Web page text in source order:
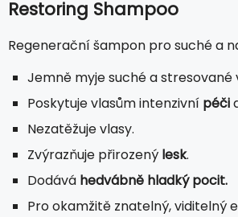
Restoring Shampoo
Regenerační šampon pro suché a
Jemně myje suché a stresované
Poskytuje vlasům intenzivní péči
Nezatěžuje vlasy.
Zvýrazňuje přirozený lesk.
Dodává hedvábně hladký pocit.
Pro okamžitě znatelný, viditelný